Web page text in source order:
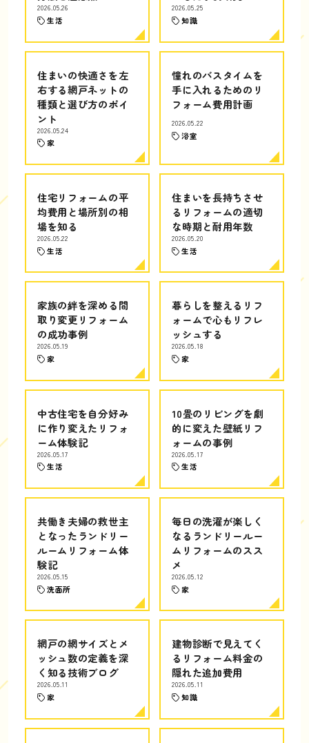
2026.05.26
生活
2026.05.25
知識
住まいの快適さを左
右する網戸ネットの
種類と選び方のポイ
ント
2026.05.24
家
憧れのバスタイムを
手に入れるためのリ
フォーム費用計画
2026.05.22
浴室
住宅リフォームの平
均費用と場所別の相
場を知る
2026.05.22
生活
住まいを長持ちさせ
るリフォームの適切
な時期と耐用年数
2026.05.20
生活
家族の絆を深める間
取り変更リフォーム
の成功事例
2026.05.19
家
暮らしを整えるリフ
ォームで心もリフレ
ッシュする
2026.05.18
家
中古住宅を自分好み
に作り変えたリフォ
ーム体験記
2026.05.17
生活
10畳のリビングを劇
的に変えた壁紙リフ
ォームの事例
2026.05.17
生活
共働き夫婦の救世主
となったランドリー
ルームリフォーム体
験記
2026.05.15
洗面所
毎日の洗濯が楽しく
なるランドリールー
ムリフォームのスス
メ
2026.05.12
家
網戸の網サイズとメ
ッシュ数の定義を深
く知る技術ブログ
2026.05.11
家
建物診断で見えてく
るリフォーム料金の
隠れた追加費用
2026.05.11
知識